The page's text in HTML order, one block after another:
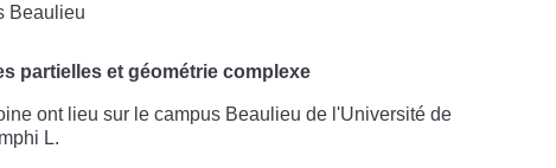
Beaulieu
partielles et géométrie complexe
ont lieu sur le campus Beaulieu de l'Université de
L.